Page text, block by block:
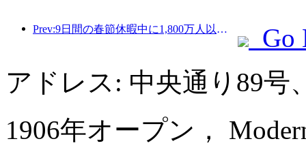
Prev:9日間の春節休暇中に1,800万人以上が国内外を旅行すると予想されている。
Go
アドレス: 中央通り89号
1906年オープン，